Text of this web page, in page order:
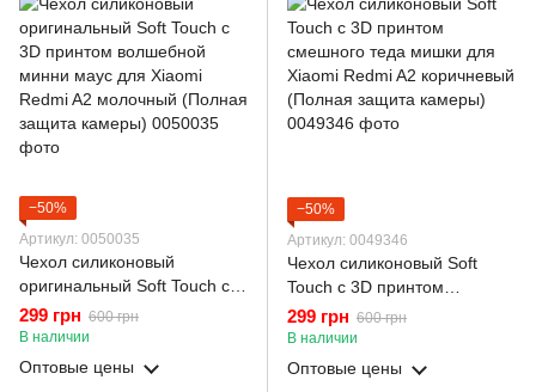
−50%
Артикул: 0050035
Чехол силиконовый
оригинальный Soft Touch с
3D принтом волшебной
минни маус для Xiaomi
Redmi A2 молочный (Полная
защита камеры)
299 грн 600 грн
В наличии
Оптовые цены
−50%
Артикул: 0049346
Чехол силиконовый Soft
Touch с 3D принтом
смешного теда мишки для
Xiaomi Redmi A2 коричневый
(Полная защита камеры)
299 грн 600 грн
В наличии
Оптовые цены